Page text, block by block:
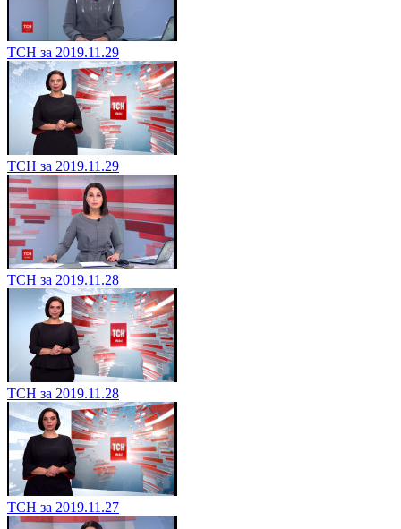
ТСН за 2019.11.29
ТСН за 2019.11.29
ТСН за 2019.11.28
ТСН за 2019.11.28
ТСН за 2019.11.27